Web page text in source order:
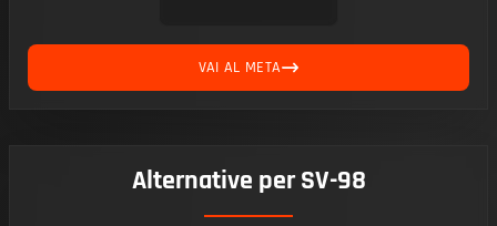
VAI AL META
Alternative per SV-98